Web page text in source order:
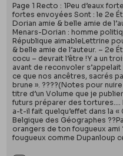
Page 1 Recto : 1Peu d’eaux
fortes envoyées Sont : le 2e
Dorian amie & belle amie de
Menars-Dorian : homme
République aimableLettrine
& belle amie de l’auteur. – 2e
cocu – devrait l’être !Y a un
avant de reconvoler
ce que nos ancêtres, sacrés
brune ». ????(Notes pour
titre d’un Volume que je
futurs préparer des tortures....
a-t-il fait quelqu’effet dans la
Belgique des Géographes
orangers de ton fougueux ami
fougueux comme Dupanloup